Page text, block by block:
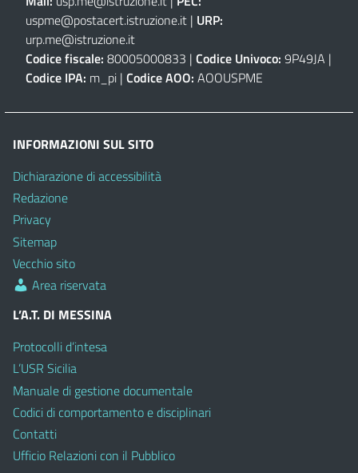
uspme@postacert.istruzione.it | URP:
urp.me@istruzione.it
Codice fiscale: 80005000833 | Codice Univoco: 9P49JA |
Codice IPA: m_pi | Codice AOO: AOOUSPME
INFORMAZIONI SUL SITO
Dichiarazione di accessibilità
Redazione
Privacy
Sitemap
Vecchio sito
Area riservata
L’A.T. DI MESSINA
Protocolli d’intesa
L’USR Sicilia
Manuale di gestione documentale
Codici di comportamento e disciplinari
Contatti
Ufficio Relazioni con il Pubblico